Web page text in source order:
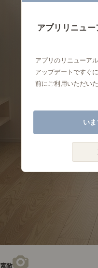
素敵
アプリリニュ
アプリのリニューア
アップデートですぐ
前にご利用いただい
い